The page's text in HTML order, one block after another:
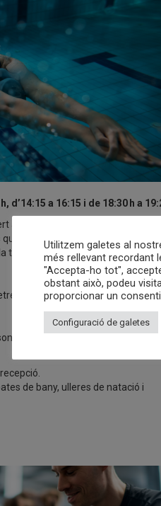
d’14:15 a 16:15 i de 18:30 h a
a tots els abonats i abonades del
estiguin buscant un entrenador
tècnica de natació.
(estil a determinar per
d’aigua
de bany, ulleres de natació i
Utilitzem galetes al
més rellevant recordant
"Accepta-ho tot",
obstant això, podeu
proporcionar un
Configuració de galetes